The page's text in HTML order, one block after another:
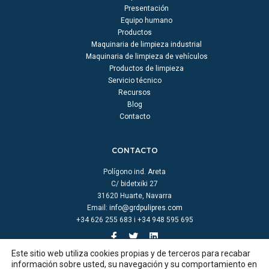
Presentación
Equipo humano
Productos
Maquinaria de limpieza industrial
Maquinaria de limpieza de vehículos
Productos de limpieza
Servicio técnico
Recursos
Blog
Contacto
CONTACTO
Polígono ind. Areta
C/ bidetxiki 27
31620 Huarte, Navarra
Email: info@grdpulipres.com
+34 626 255 683 i +34 948 595 695
Este sitio web utiliza cookies propias y de terceros para recabar
información sobre usted, su navegación y su comportamiento en